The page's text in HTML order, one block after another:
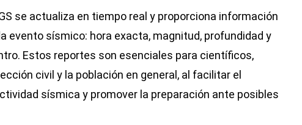
se actualiza en tiempo real y proporciona información
evento sísmico: hora exacta, magnitud, profundidad y
Estos reportes son esenciales para científicos,
civil y la población en general, al facilitar el
sísmica y promover la preparación ante posibles